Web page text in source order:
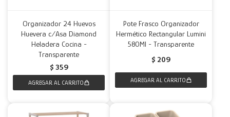
Organizador 24 Huevos
Huevera c/Asa Diamond
Heladera Cocina -
Transparente
$ 359
Pote Frasco Organizador
Hermético Rectangular Lumini
580Ml - Transparente
$ 209